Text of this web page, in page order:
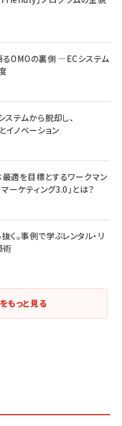
OMOの裏側 ―ECシステム
テムから脱却し、
イノベーション
最適を目標とするワークマン
ーケティング3.0」とは？
く。事例で学ぶレンタル・リ
術
もっと見る